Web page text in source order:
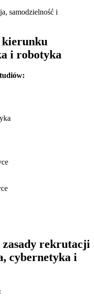
samodzielność i
kierunku
i robotyka
rekrutacji
cybernetyka i